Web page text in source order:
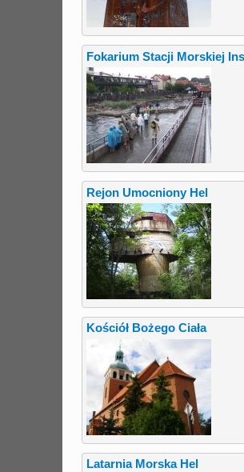
Fokarium Stacji Morskiej
Rejon Umocniony Hel
Kościół Bożego Ciała
Latarnia Morska Hel